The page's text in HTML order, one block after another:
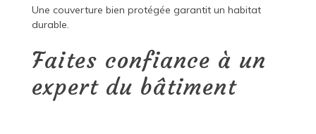
Une couverture bien protégée garantit un habitat
durable.
Faites confiance à un
expert du bâtiment